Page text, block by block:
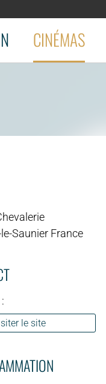
CINÉMAS
Saunier France
le site